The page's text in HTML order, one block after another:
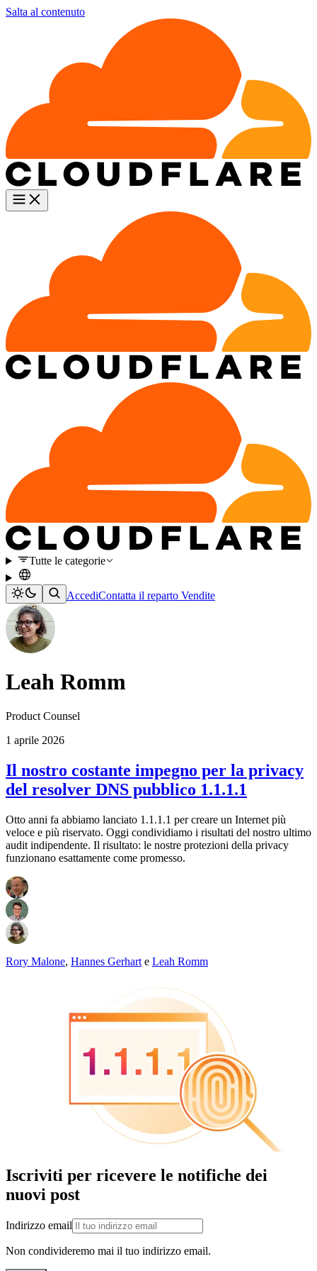
Salta al contenuto
Tutte le categorie
AccediContatta il reparto Vendite
Leah Romm
Product Counsel
1 aprile 2026
Il nostro costante impegno per la privacy
del resolver DNS pubblico 1.1.1.1
Otto anni fa abbiamo lanciato 1.1.1.1 per creare un Internet più
veloce e più riservato. Oggi condividiamo i risultati del nostro ultimo
audit indipendente. Il risultato: le nostre protezioni della privacy
funzionano esattamente come promesso.
Rory Malone, Hannes Gerhart e Leah Romm
Iscriviti per ricevere le notifiche dei
nuovi post
Indirizzo email
Non condivideremo mai il tuo indirizzo email.